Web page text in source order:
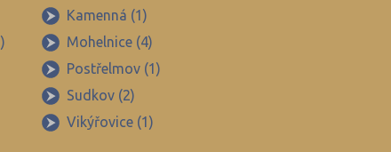
Kamenná (1)
Mohelnice (4)
Postřelmov (1)
Sudkov (2)
Vikýřovice (1)